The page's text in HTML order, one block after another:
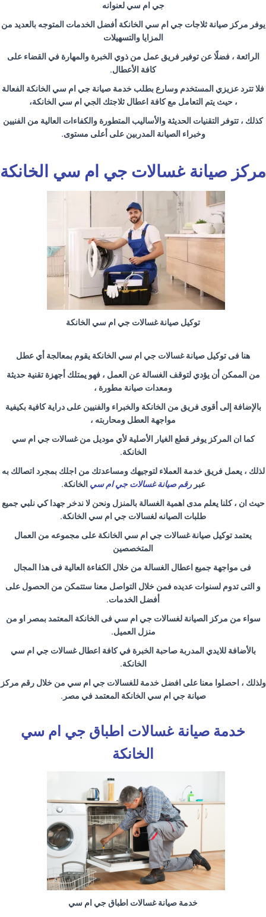
جي ام سي لعنوانه
يوفر مركز صيانة ثلاجات جي ام سي الخانكة أفضل الخدمات المتوجه بالعديد من
المزايا والتسهيلات
الرائعة ، فضلًا عن توفير فريق عمل من ذوي الخبرة والمهارة في القضاء على
كافة الأعطال.
فلا تترد عزيزي المستخدم وسارع بطلب خدمة صيانة جي ام سي الخانكة الفعالة
، حيث يتم التعامل مع كافة اعطال ثلاجتك الجي ام سي الخانكة،
كذلك ، تتوفر التقنيات الحديثة والأساليب المتطورة والكفاءات العالية من الفنيين
وخبراء الصيانة المدربين على أعلى مستوى.
مركز صيانة غسالات جي ام سي الخانكة
توكيل صيانة غسالات جي ام سي الخانكة
هنا فى توكيل صيانة غسالات جي ام سي الخانكة يقوم بمعالجة أي عطل
من الممكن أن يؤدي لتوقف الغسالة عن العمل ، فهو يمتلك أجهزة تقنية حديثة
ومعدات صيانة مطورة ،
بالإضافة إلى أقوى فريق من الخانكة والخبراء والفنيين على دراية كافية بكيفية
مواجهة العطل ومحاربته ،
كما ان المركز يوفر قطع الغيار الأصلية لأي موديل من غسالات جي ام سي
الخانكة.
لذلك ، يعمل فريق خدمة العملاء لتوجيهك ومساعدتك من اجلك بمجرد اتصالك به
عبررقم صيانة غسالات جي ام سي الخانكة.
حيث ان ، كلنا يعلم مدى اهمية الغسالة بالمنزل ونحن لا ندخر جهدا كي نلبي جميع
طلبات الصيانه لغسالات جي ام سي الخانكة.
يعتمد توكيل صيانة غسالات جي ام سي الخانكة على مجموعه من العمال
المتخصصين
فى مواجهة جميع اعطال الغسالة من خلال الكفاءة العالية فى هذا المجال
و التى تدوم لسنوات عديده فمن خلال التواصل معنا ستتمكن من الحصول على
أفضل الخدمات.
سواء من مركز الصيانة لغسالات جي ام سي فى الخانكة المعتمد بمصر او من
منزل العميل.
بالأضافة للايدي المدربة صاحبة الخبرة في كافة اعطال غسالات جي ام سي
الخانكة.
ولذلك ، احصلوا معنا على افضل خدمة للغسالات جي ام سي من خلال رقم مركز
صيانة جي ام سي الخانكة المعتمد في مصر .
خدمة صيانة غسالات اطباق جي ام سي
الخانكة
خدمة صيانة غسالات اطباق جي ام سي